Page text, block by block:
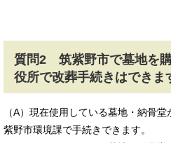
質問2 筑紫野市で墓地を
役所で改葬手続きはできま
（A）現在使用している墓地・納
紫野市環境課で手続きできます。